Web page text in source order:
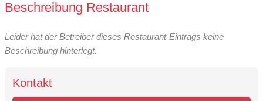
Beschreibung Restaurant
Leider hat der Betreiber dieses Restaurant-Eintrags keine
Beschreibung hinterlegt.
Kontakt